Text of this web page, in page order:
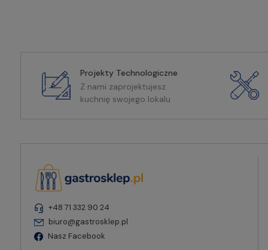
Projekty Technologiczne
Z nami zaprojektujesz
kuchnię swojego lokalu
+48 71 332 90 24
biuro@gastrosklep.pl
Nasz Facebook